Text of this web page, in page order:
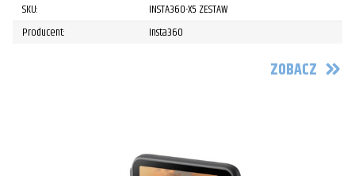
SKU:
INSTA360-X5 ZESTAW
Producent:
Insta360
ZOBACZ